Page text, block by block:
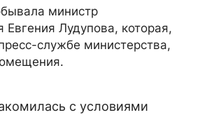
министр
Евгения Лудупова, которая,
службе министерства,
с условиями